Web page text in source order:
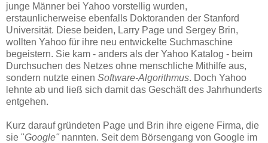
junge Männer bei Yahoo vorstellig wurden,
erstaunlicherweise ebenfalls Doktoranden der Stanford
Universität. Diese beiden, Larry Page und Sergey Brin,
wollten Yahoo für ihre neu entwickelte Suchmaschine
begeistern. Sie kam - anders als der Yahoo Katalog - beim
Durchsuchen des Netzes ohne menschliche Mithilfe aus,
sondern nutzte einen Software-Algorithmus. Doch Yahoo
lehnte ab und ließ sich damit das Geschäft des Jahrhunderts
entgehen.
Kurz darauf gründeten Page und Brin ihre eigene Firma, die
sie "Google" nannten. Seit dem Börsengang von Google im